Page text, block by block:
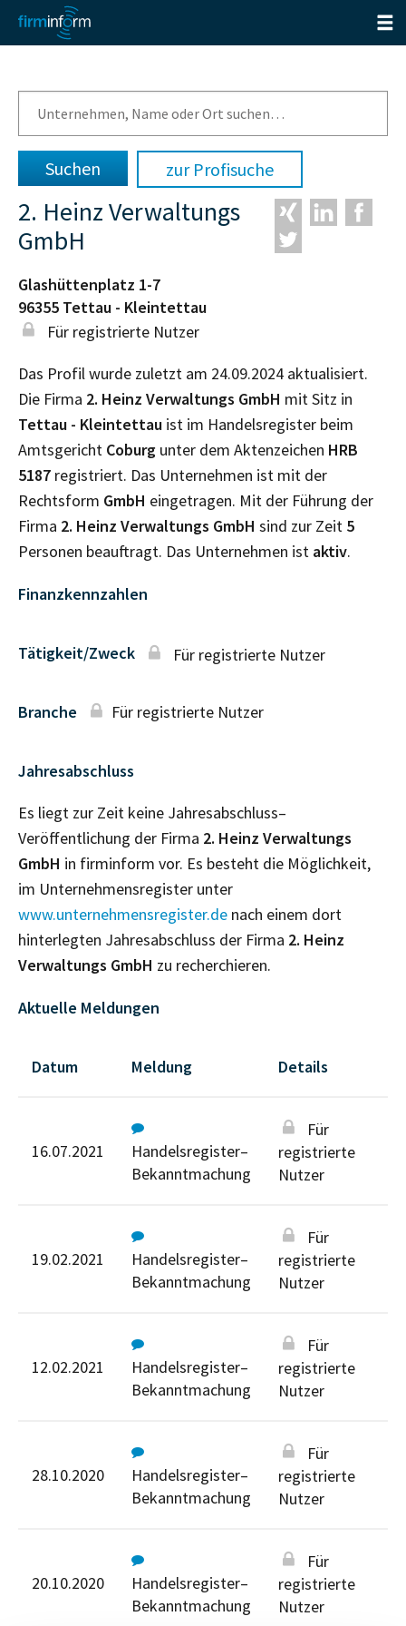
zur Profisuche
2. Heinz Verwaltungs
GmbH
Glashüttenplatz 1-7
96355 Tettau - Kleintettau
Für registrierte Nutzer
Das Profil wurde zuletzt am 24.09.2024 aktualisiert.
Die Firma 2. Heinz Verwaltungs GmbH mit Sitz in
Tettau - Kleintettau ist im Handelsregister beim
Amtsgericht Coburg unter dem Aktenzeichen HRB
5187 registriert. Das Unternehmen ist mit der
Rechtsform GmbH eingetragen. Mit der Führung der
Firma 2. Heinz Verwaltungs GmbH sind zur Zeit 5
Personen beauftragt. Das Unternehmen ist aktiv.
Finanzkennzahlen
Tätigkeit/Zweck Für registrierte Nutzer
Branche Für registrierte Nutzer
Jahresabschluss
Es liegt zur Zeit keine Jahresabschluss–
Veröffentlichung der Firma 2. Heinz Verwaltungs
GmbH in firminform vor. Es besteht die Möglichkeit,
im Unternehmensregister unter
www.unternehmensregister.de nach einem dort
hinterlegten Jahresabschluss der Firma 2. Heinz
Verwaltungs GmbH zu recherchieren.
Aktuelle Meldungen
Datum Meldung Details
16.07.2021
Handelsregister–
Bekanntmachung
Für
registrierte
Nutzer
19.02.2021
Handelsregister–
Bekanntmachung
Für
registrierte
Nutzer
12.02.2021
Handelsregister–
Bekanntmachung
Für
registrierte
Nutzer
28.10.2020
Handelsregister–
Bekanntmachung
Für
registrierte
Nutzer
20.10.2020
Handelsregister–
Bekanntmachung
Für
registrierte
Nutzer